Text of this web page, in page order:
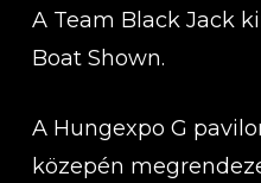
A Team Black Jack
Boat Shown.
A Hungexpo G
közepén